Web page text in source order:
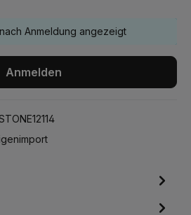
Anmeldung angezeigt
Anmelden